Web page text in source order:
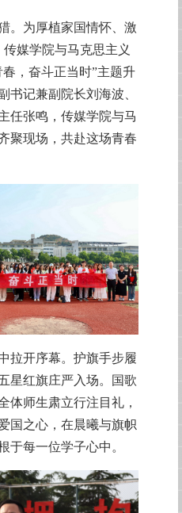
。为厚植家国情怀、激
媒学院与马克思主义
，奋斗正当时”主题升
书记兼副院长刘海波、
任张鸣，传媒学院与马
聚现场，共赴这场青春
拉开序幕。护旗手步履
星红旗庄严入场。国歌
体师生肃立行注目礼，
国之心，在晨曦与旗帜
于每一位学子心中。